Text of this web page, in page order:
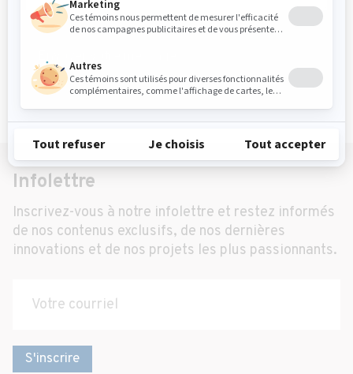
Envoyer votre message
Infolettre
Inscrivez-vous à notre infolettre et restez informés
de nos contenus exclusifs, de nos dernières
innovations et de nos projets les plus passionnants.
S'inscrire